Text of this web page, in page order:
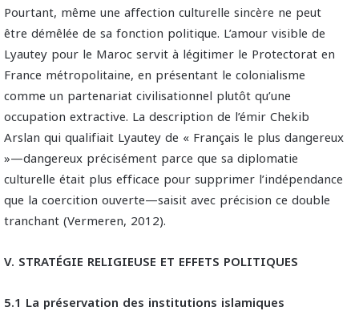
Pourtant, même une affection culturelle sincère ne peut
être démêlée de sa fonction politique. L’amour visible de
Lyautey pour le Maroc servit à légitimer le Protectorat en
France métropolitaine, en présentant le colonialisme
comme un partenariat civilisationnel plutôt qu’une
occupation extractive. La description de l’émir Chekib
Arslan qui qualifiait Lyautey de « Français le plus dangereux
»—dangereux précisément parce que sa diplomatie
culturelle était plus efficace pour supprimer l’indépendance
que la coercition ouverte—saisit avec précision ce double
tranchant (Vermeren, 2012).
V. STRATÉGIE RELIGIEUSE ET EFFETS POLITIQUES
5.1 La préservation des institutions islamiques